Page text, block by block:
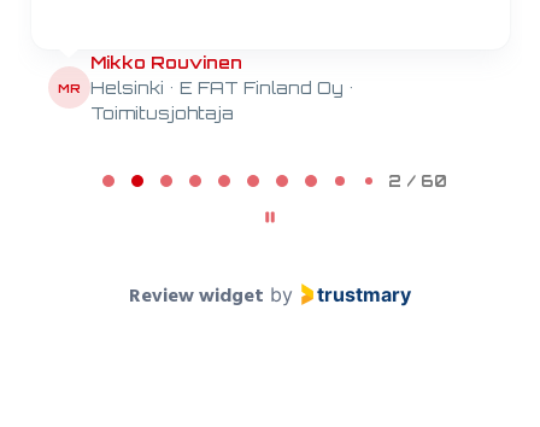
MR
Mikko Rouvinen
Helsinki • E FAT Finland Oy •
Toimitusjohtaja
2 / 60
Review widget by trustmary